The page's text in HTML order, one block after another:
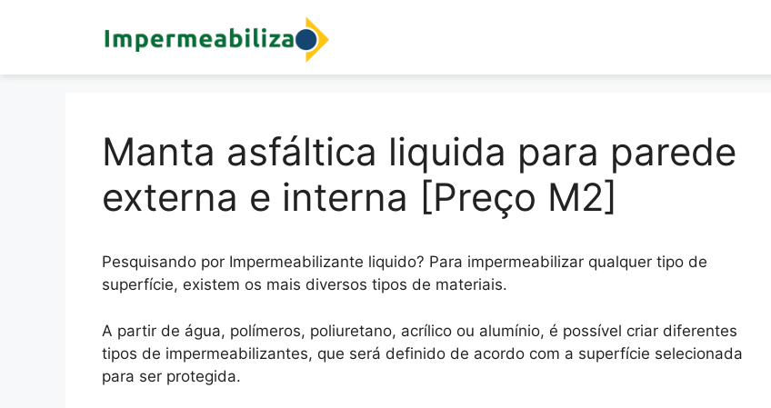
Manta asfáltica liquida para parede
externa e interna [Preço M2]
Pesquisando por Impermeabilizante liquido? Para impermeabilizar qualquer tipo de
superfície, existem os mais diversos tipos de materiais.
A partir de água, polímeros, poliuretano, acrílico ou alumínio, é possível criar diferentes
tipos de impermeabilizantes, que será definido de acordo com a superfície selecionada
para ser protegida.